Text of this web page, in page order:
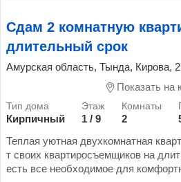
Сдам 2 комнатную
длительный срок
Амурская область, Тында, Кирова, 2
Показать на
Кирпичный 1 / 9 2
Теплая уютная двухкомнатная
т своих квартиросъемщиков на
есть все необходимое для